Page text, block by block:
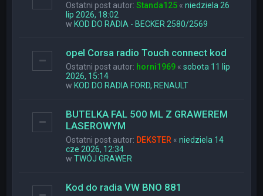
Ostatni post autor:Standa125 «niedziela 26
lip 2026, 18:02
w KOD DO RADIA - BECKER 2580/2569
opel Corsa radio Touch connect kod
Ostatni post autor: horni1969 «sobota 11 lip
2026, 15:14
w KOD DO RADIA FORD, RENAULT
BUTELKA FAL 500 ML Z GRAWEREM
LASEROWYM
Ostatni post autor: DEKSTER «niedziela 14
cze 2026, 12:34
wTWÓJ GRAWER
Kod do radia VW BNO 881